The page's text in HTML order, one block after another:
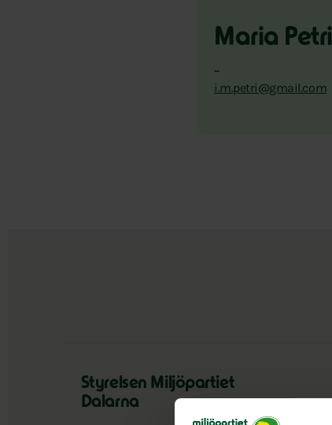
Maria Petri
–
i.m.petri@gmail.com
Styrelsen Miljöpartiet
Dalarna